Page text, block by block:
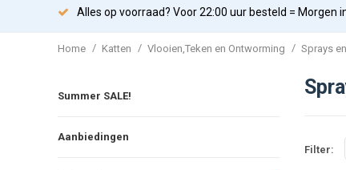
Alles op voorraad? Voor 22:00 uur besteld = Morgen
Home / Katten / Vlooien,Teken en Ontworming / Sprays
Summer SALE!
Aanbiedingen
Filter: